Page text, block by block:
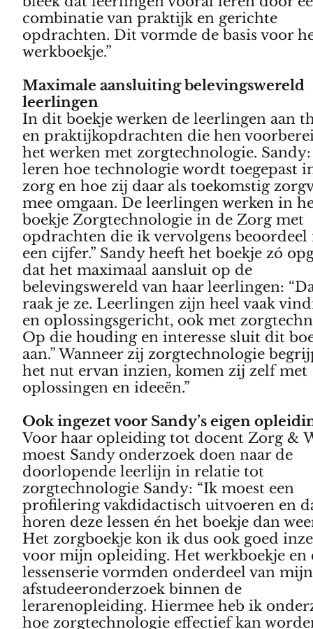
combinatie van praktijk en gerichte
opdrachten. Dit vormde de basis voor
werkboekje.”
Maximale aansluiting belevingswereld
leerlingen
In dit boekje werken de leerlingen aan
en praktijkopdrachten die hen
het werken met zorgtechnologie. Sandy:
leren hoe technologie wordt toegepast
zorg en hoe zij daar als toekomstig
mee omgaan. De leerlingen werken in
boekje Zorgtechnologie in de Zorg met
opdrachten die ik vervolgens beoordeel
een cijfer.” Sandy heeft het boekje zó
dat het maximaal aansluit op de
belevingswereld van haar leerlingen:
raak je ze. Leerlingen zijn heel vaak
en oplossingsgericht, ook met
Op die houding en interesse sluit dit
aan.” Wanneer zij zorgtechnologie
het nut ervan inzien, komen zij zelf met
oplossingen en ideeën.”
Ook ingezet voor Sandy’s eigen
Voor haar opleiding tot docent Zorg &
moest Sandy onderzoek doen naar de
doorlopende leerlijn in relatie tot
zorgtechnologie Sandy: “Ik moest een
profilering vakdidactisch uitvoeren en
horen deze lessen én het boekje dan
Het zorgboekje kon ik dus ook goed
voor mijn opleiding. Het werkboekje en
lessenserie vormden onderdeel van mijn
afstudeeronderzoek binnen de
lerarenopleiding. Hiermee heb ik
hoe zorgtechnologie effectief kan